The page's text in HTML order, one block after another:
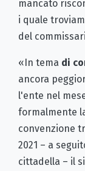
mancato
i quale
del
«In tema di
ancora
l'ente nel
formalmente
convenzione
2021 – a
cittadella – il